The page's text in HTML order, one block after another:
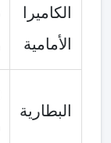
الكاميرا
الأمامية
البطارية